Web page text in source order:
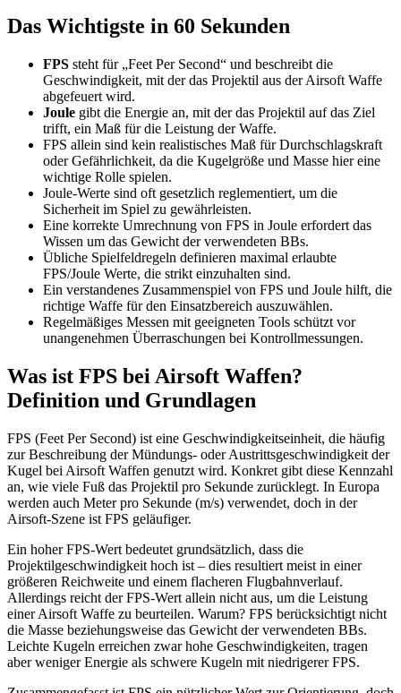
Das Wichtigste in 60 Sekunden
FPS steht für „Feet Per Second“ und beschreibt die
Geschwindigkeit, mit der das Projektil aus der Airsoft Waffe
abgefeuert wird.
Joule gibt die Energie an, mit der das Projektil auf das Ziel
trifft, ein Maß für die Leistung der Waffe.
FPS allein sind kein realistisches Maß für Durchschlagskraft
oder Gefährlichkeit, da die Kugelgröße und Masse hier eine
wichtige Rolle spielen.
Joule-Werte sind oft gesetzlich reglementiert, um die
Sicherheit im Spiel zu gewährleisten.
Eine korrekte Umrechnung von FPS in Joule erfordert das
Wissen um das Gewicht der verwendeten BBs.
Übliche Spielfeldregeln definieren maximal erlaubte
FPS/Joule Werte, die strikt einzuhalten sind.
Ein verstandenes Zusammenspiel von FPS und Joule hilft, die
richtige Waffe für den Einsatzbereich auszuwählen.
Regelmäßiges Messen mit geeigneten Tools schützt vor
unangenehmen Überraschungen bei Kontrollmessungen.
Was ist FPS bei Airsoft Waffen?
Definition und Grundlagen
FPS (Feet Per Second) ist eine Geschwindigkeitseinheit, die häufig
zur Beschreibung der Mündungs- oder Austrittsgeschwindigkeit der
Kugel bei Airsoft Waffen genutzt wird. Konkret gibt diese Kennzahl
an, wie viele Fuß das Projektil pro Sekunde zurücklegt. In Europa
werden auch Meter pro Sekunde (m/s) verwendet, doch in der
Airsoft-Szene ist FPS geläufiger.
Ein hoher FPS-Wert bedeutet grundsätzlich, dass die
Projektilgeschwindigkeit hoch ist – dies resultiert meist in einer
größeren Reichweite und einem flacheren Flugbahnverlauf.
Allerdings reicht der FPS-Wert allein nicht aus, um die Leistung
einer Airsoft Waffe zu beurteilen. Warum? FPS berücksichtigt nicht
die Masse beziehungsweise das Gewicht der verwendeten BBs.
Leichte Kugeln erreichen zwar hohe Geschwindigkeiten, tragen
aber weniger Energie als schwere Kugeln mit niedrigerer FPS.